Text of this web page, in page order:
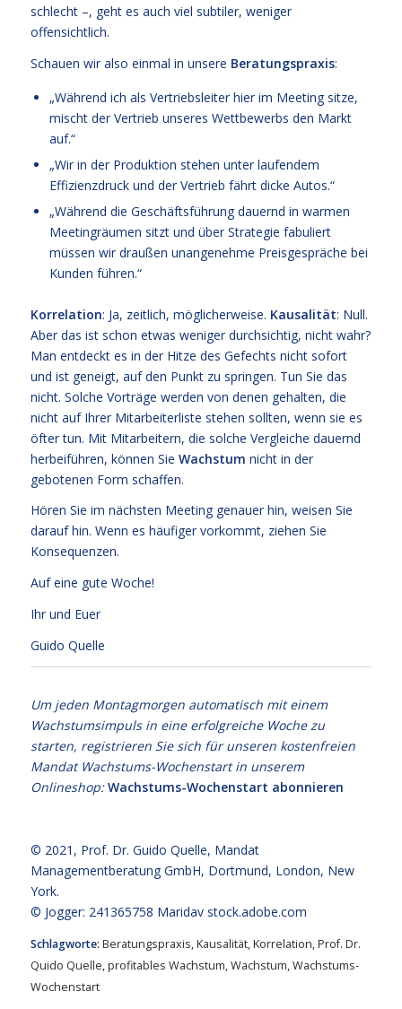
schlecht –, geht es auch viel subtiler, weniger
offensichtlich.
Schauen wir also einmal in unsere Beratungspraxis:
„Während ich als Vertriebsleiter hier im Meeting sitze,
mischt der Vertrieb unseres Wettbewerbs den Markt
auf.“
„Wir in der Produktion stehen unter laufendem
Effizienzdruck und der Vertrieb fährt dicke Autos.“
„Während die Geschäftsführung dauernd in warmen
Meetingräumen sitzt und über Strategie fabuliert
müssen wir draußen unangenehme Preisgespräche bei
Kunden führen.“
Korrelation: Ja, zeitlich, möglicherweise. Kausalität: Null.
Aber das ist schon etwas weniger durchsichtig, nicht wahr?
Man entdeckt es in der Hitze des Gefechts nicht sofort
und ist geneigt, auf den Punkt zu springen. Tun Sie das
nicht. Solche Vorträge werden von denen gehalten, die
nicht auf Ihrer Mitarbeiterliste stehen sollten, wenn sie es
öfter tun. Mit Mitarbeitern, die solche Vergleiche dauernd
herbeiführen, können Sie Wachstum nicht in der
gebotenen Form schaffen.
Hören Sie im nächsten Meeting genauer hin, weisen Sie
darauf hin. Wenn es häufiger vorkommt, ziehen Sie
Konsequenzen.
Auf eine gute Woche!
Ihr und Euer
Guido Quelle
Um jeden Montagmorgen automatisch mit einem
Wachstumsimpuls in eine erfolgreiche Woche zu
starten, registrieren Sie sich für unseren kostenfreien
Mandat Wachstums-Wochenstart in unserem
Onlineshop:Wachstums-Wochenstart abonnieren
© 2021, Prof. Dr. Guido Quelle, Mandat
Managementberatung GmbH, Dortmund, London, New
York.
© Jogger: 241365758 Maridav stock.adobe.com
Schlagworte: Beratungspraxis,Kausalität,Korrelation,Prof. Dr.
Quido Quelle,profitables Wachstum,Wachstum,Wachstums-
Wochenstart